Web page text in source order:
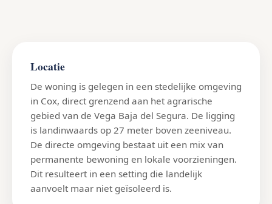
Locatie
De woning is gelegen in een stedelijke omgeving
in Cox, direct grenzend aan het agrarische
gebied van de Vega Baja del Segura. De ligging
is landinwaards op 27 meter boven zeeniveau.
De directe omgeving bestaat uit een mix van
permanente bewoning en lokale voorzieningen.
Dit resulteert in een setting die landelijk
aanvoelt maar niet geïsoleerd is.